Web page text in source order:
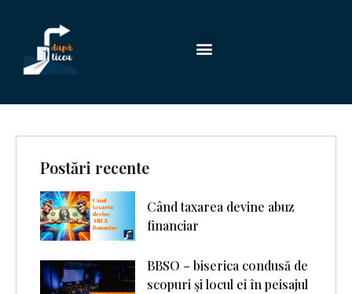
Postări recente
Când taxarea devine abuz
financiar
BBSO – biserica condusă de
scopuri şi locul ei în peisajul